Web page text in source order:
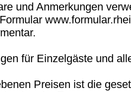
und Anmerkungen
für Einzelgäste und
Preisen ist die